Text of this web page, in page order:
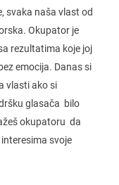
svaka naša vlast od
Okupator je
rezultatima koje joj
emocija. Danas si
vlasti ako si
glasača bilo
okupatoru da
svoje